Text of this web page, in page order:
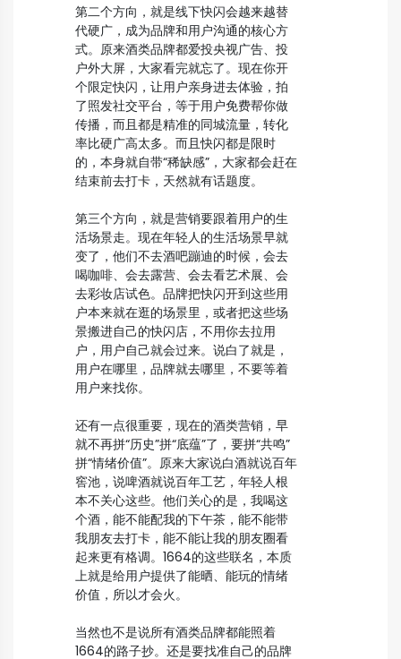
第二个方向，就是线下快闪会越来越替
代硬广，成为品牌和用户沟通的核心方
式。原来酒类品牌都爱投央视广告、投
户外大屏，大家看完就忘了。现在你开
个限定快闪，让用户亲身进去体验，拍
了照发社交平台，等于用户免费帮你做
传播，而且都是精准的同城流量，转化
率比硬广高太多。而且快闪都是限时
的，本身就自带“稀缺感”，大家都会赶在
结束前去打卡，天然就有话题度。
第三个方向，就是营销要跟着用户的生
活场景走。现在年轻人的生活场景早就
变了，他们不去酒吧蹦迪的时候，会去
喝咖啡、会去露营、会去看艺术展、会
去彩妆店试色。品牌把快闪开到这些用
户本来就在逛的场景里，或者把这些场
景搬进自己的快闪店，不用你去拉用
户，用户自己就会过来。说白了就是，
用户在哪里，品牌就去哪里，不要等着
用户来找你。
还有一点很重要，现在的酒类营销，早
就不再拼“历史”拼“底蕴”了，要拼“共鸣”
拼“情绪价值”。原来大家说白酒就说百年
窖池，说啤酒就说百年工艺，年轻人根
本不关心这些。他们关心的是，我喝这
个酒，能不能配我的下午茶，能不能带
我朋友去打卡，能不能让我的朋友圈看
起来更有格调。1664的这些联名，本质
上就是给用户提供了能晒、能玩的情绪
价值，所以才会火。
当然也不是说所有酒类品牌都能照着
1664的路子抄。还是要找准自己的品牌